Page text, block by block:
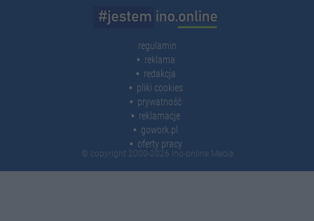
regulamin
reklama
redakcja
pliki cookies
prywatność
reklamacje
gowork.pl
oferty pracy
© copyright 2000-2026 Ino-online Media